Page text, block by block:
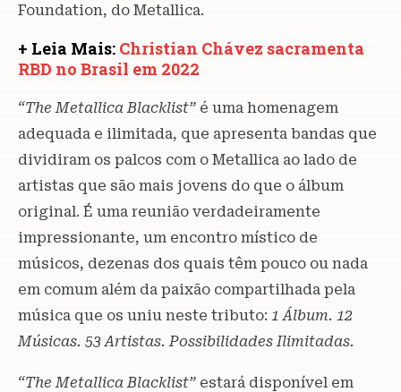
Foundation, do Metallica.
+ Leia Mais: Christian Chávez sacramenta
RBD no Brasil em 2022
“The Metallica Blacklist” é uma homenagem
adequada e ilimitada, que apresenta bandas que
dividiram os palcos com o Metallica ao lado de
artistas que são mais jovens do que o álbum
original. É uma reunião verdadeiramente
impressionante, um encontro místico de
músicos, dezenas dos quais têm pouco ou nada
em comum além da paixão compartilhada pela
música que os uniu neste tributo: 1 Álbum. 12
Músicas. 53 Artistas. Possibilidades Ilimitadas.
“The Metallica Blacklist” estará disponível em